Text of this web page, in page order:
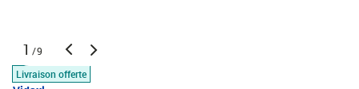
1 /9
Livraison offerte